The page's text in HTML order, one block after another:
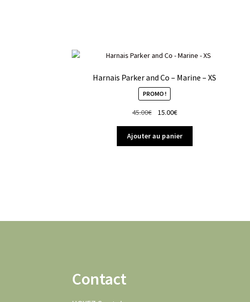
Harnais Parker and Co – Marine – XS
PROMO !
45.00€
Le
initial
était :
15.00€Le
actuel
est :
Ajouter au panier
Contact